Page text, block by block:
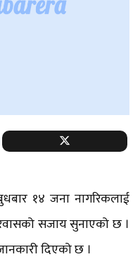
१४ जना नागरिकलाई
सजाय सुनाएको छ ।
दिएको छ ।